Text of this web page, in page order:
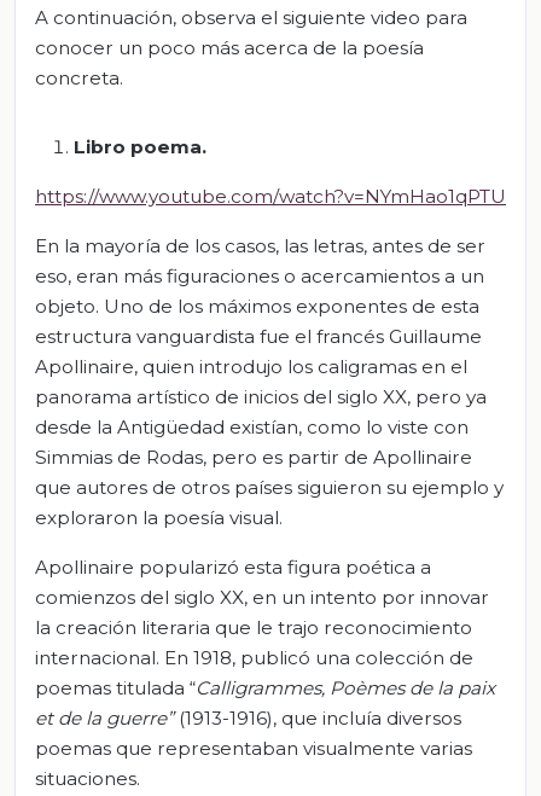
A continuación, observa el siguiente video para
conocer un poco más acerca de la poesía
concreta.
Libro poema.
https://www.youtube.com/watch?v=NYmHao1qPTU
En la mayoría de los casos, las letras, antes de ser
eso, eran más figuraciones o acercamientos a un
objeto. Uno de los máximos exponentes de esta
estructura vanguardista fue el francés Guillaume
Apollinaire, quien introdujo los caligramas en el
panorama artístico de inicios del siglo XX, pero ya
desde la Antigüedad existían, como lo viste con
Simmias de Rodas, pero es partir de Apollinaire
que autores de otros países siguieron su ejemplo y
exploraron la poesía visual.
Apollinaire popularizó esta figura poética a
comienzos del siglo XX, en un intento por innovar
la creación literaria que le trajo reconocimiento
internacional. En 1918, publicó una colección de
poemas titulada “Calligrammes, Poèmesde la paix
et de la guerre”(1913-1916), que incluía diversos
poemas que representaban visualmente varias
situaciones.